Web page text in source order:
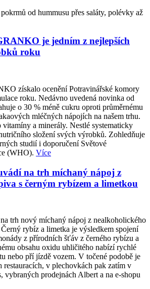
od hummusu přes saláty, polévky až
je jedním z nejlepších
roku
získalo ocenění Potravinářské komory
roku. Nedávno uvedená novinka od
o 30 % méně cukru oproti průměrnému
mléčných nápojích na našem trhu.
a minerály. Nestlé systematicky
složení svých výrobků. Zohledňuje
studií i doporučení Světové
(WHO). Více
na trh míchaný nápoj z
s černým rybízem a limetkou
trh nový míchaný nápoj z nealkoholického
rybíz a limetka je výsledkem spojení
z přírodních šťáv z černého rybízu a
obsahu oxidu uhličitého nabízí rychlé
nebo pří jízdě vozem. V točené podobě je
restauracích, v plechovkách pak zatím v
vybraných prodejnách Albert a na e-shopu